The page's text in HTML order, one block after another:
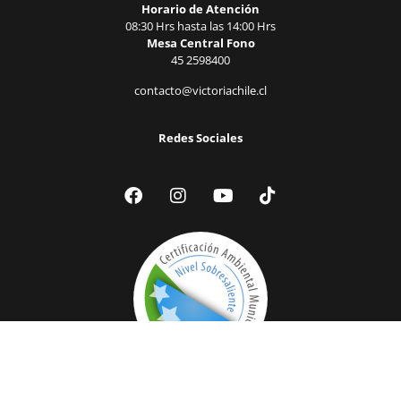
Horario de Atención
08:30 Hrs hasta las 14:00 Hrs
Mesa Central Fono
45 2598400
contacto@victoriachile.cl
Redes Sociales